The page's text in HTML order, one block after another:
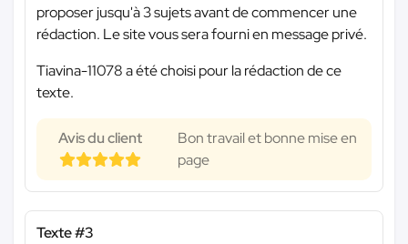
proposer jusqu'à 3 sujets avant de commencer une
rédaction. Le site vous sera fourni en message privé.
Tiavina-11078 a été choisi pour la rédaction de ce
texte.
Avis du client
Bon travail et bonne mise en
page
Texte #3